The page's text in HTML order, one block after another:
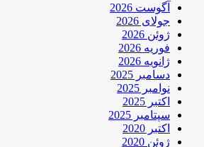
آگوست 2026
جولای 2026
ژوئن 2026
فوریه 2026
ژانویه 2026
دسامبر 2025
نوامبر 2025
اکتبر 2025
سپتامبر 2025
اکتبر 2020
ژوئن 2020